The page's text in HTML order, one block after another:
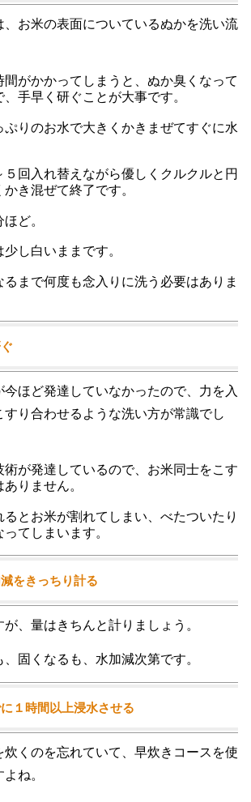
、お米の表面についているぬかを洗い流
がかかってしまうと、ぬか臭くなって
手早く研ぐことが大事です。
ぷりのお水で大きくかきまぜてすぐに水
５回入れ替えながら優しくクルクルと円
き混ぜて終了です。
ど。
し白いままです。
るまで何度も念入りに洗う必要はありま
ほど発達していなかったので、力を入
り合わせるような洗い方が常識でし
術が発達しているので、お米同士をこす
りません。
とお米が割れてしまい、べたついたり
てしまいます。
をきっちり計る
、量はきちんと計りましょう。
固くなるも、水加減次第です。
１時間以上浸水させる
炊くのを忘れていて、早炊きコースを使
ね。